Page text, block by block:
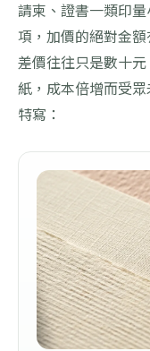
請柬、證書一類印
項，加價的絕對金
差價往往只是數十
紙，成本倍增而受
特寫：